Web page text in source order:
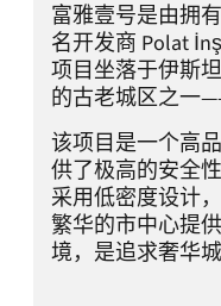
富雅壹号是由拥
名开发商 Polat
项目坐落于伊斯
的古老城区之一
该项目是一个高
供了极高的安全
采用低密度设计
繁华的市中心提
境，是追求奢华